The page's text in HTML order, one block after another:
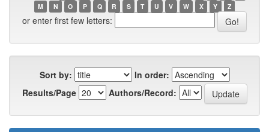
M
N O P Q R S T U V W X Y Z
or enter first few letters:
Sort by:
In order:
Results/Page
Authors/Record: